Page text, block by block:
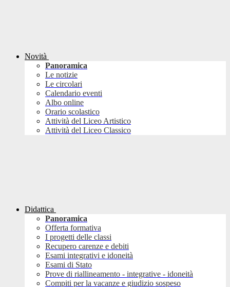
Novità
Panoramica
Le notizie
Le circolari
Calendario eventi
Albo online
Orario scolastico
Attività del Liceo Artistico
Attività del Liceo Classico
Didattica
Panoramica
Offerta formativa
I progetti delle classi
Recupero carenze e debiti
Esami integrativi e idoneità
Esami di Stato
Prove di riallineamento - integrative - idoneità
Compiti per la vacanze e giudizio sospeso